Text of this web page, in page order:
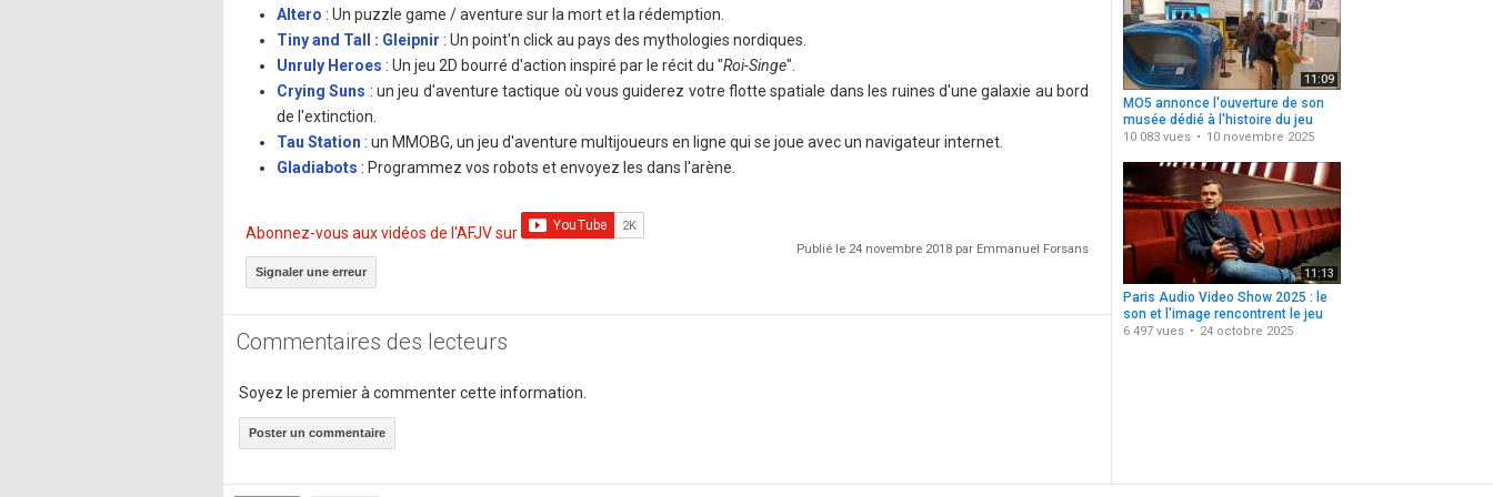
Altero : Un puzzle game / aventure sur la mort et la rédemption.
Tiny and Tall : Gleipnir : Un point'n click au pays des mythologies nordiques.
Unruly Heroes : Un jeu 2D bourré d'action inspiré par le récit du "Roi-Singe".
Crying Suns : un jeu d'aventure tactique où vous guiderez votre flotte spatiale dans les ruines d'une galaxie au bord
de l'extinction.
Tau Station : un MMOBG, un jeu d'aventure multijoueurs en ligne qui se joue avec un navigateur internet.
Gladiabots : Programmez vos robots et envoyez les dans l'arène.
Abonnez-vous aux vidéos de l'AFJV sur
Publié le 24 novembre 2018 par Emmanuel Forsans
Signaler une erreur
Commentaires des lecteurs
Soyez le premier à commenter cette information.
Poster un commentaire
11:09
MO5 annonce l'ouverture de son
musée dédié à l'histoire du jeu
vidéo
10 083 vues 10 novembre 2025
11:13
Paris Audio Video Show 2025 : le
son et l'image rencontrent le jeu
vidéo
6 497 vues 24 octobre 2025